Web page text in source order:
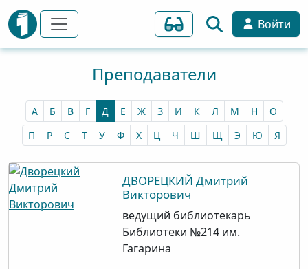
Войти
Преподаватели
А Б В Г Д Е Ж З И К Л М Н
О
П
Р С Т У Ф Х Ц Ч Ш Щ Э Ю Я
ДВОРЕЦКИЙ Дмитрий
Викторович
ведущий библиотекарь
Библиотеки №214 им.
Гагарина